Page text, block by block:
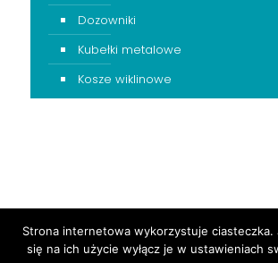
Dozowniki
Kubełki metalowe
Kosze wiklinowe
Strona internetowa wykorzystuje ciasteczka.
się na ich użycie wyłącz je w ustawieniach